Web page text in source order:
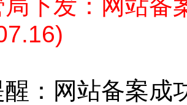
下发：网站备
：网站备案成